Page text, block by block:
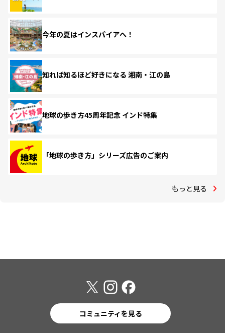
今年の夏はインスパイアへ！
知れば知るほど好きになる 湘南・江の島
地球の歩き方45周年記念 インド特集
「地球の歩き方」シリーズ広告のご案内
もっと見る
コミュニティを見る